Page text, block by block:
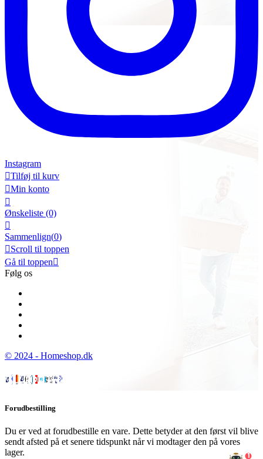
Instagram
Tilføj til kurv
Min konto

Ønskeliste (0)

Sammenlign(0)
Scroll til toppen
Gå til toppen
Følg os
© 2024 - Homeshop.dk
Forudbestilling
Du er ved at forudbestille en vare. Dette betyder at den først vil blive
sendt afsted på et senere tidspunkt når vi modtager den på vores
lager.
1